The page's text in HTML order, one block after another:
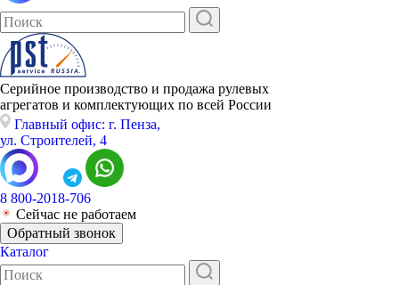
Серийное производство и продажа рулевых
агрегатов и комплектующих по всей России
Главный офис: г. Пенза,
ул. Строителей, 4
8 800-2018-706
Сейчас не работаем
Обратный звонок
Каталог